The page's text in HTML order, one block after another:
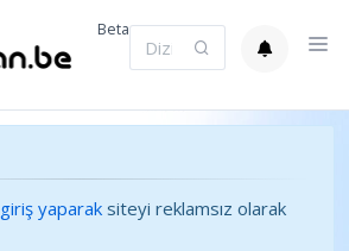
Beta
giriş yaparak siteyi reklamsız olarak